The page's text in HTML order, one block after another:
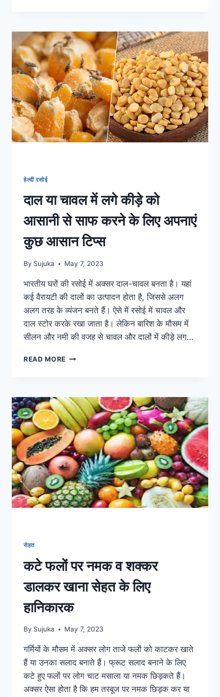
भी
ना
करें
ये
चीजें
पैक
हेल्दी रसोई
दाल या चावल में लगे कीड़े को
आसानी से साफ करने के लिए अपनाएं
कुछ आसान टिप्स
By Sujuka May 7, 2023
भारतीय घरों की रसोई में अक्सर दाल-चावल बनता है। यहां
कई वैरायटी की दालों का उत्पादन होता है, जिससे अलग
अलग तरह के व्यंजन बनते हैं। ऐसे में रसोई में चावल और
दाल स्टोर करके रखा जाता है। लेकिन बारिश के मौसम में
सीलन और नमी की वजह से चावल और दालों में कीड़े लग…
READ MORE दाल
लगे
कीड़े
को
आसानी
से
साफ
करने
के
लिए
अपनाएं
कुछ
सेहत
कटे फलों पर नमक व शक्कर
डालकर खाना सेहत के लिए
हानिकारक
By Sujuka May 7, 2023
गर्मियों के मौसम में अक्सर लोग ताजे फलों को काटकर खाते
हैं या उनका सलाद बनाते हैं। फ्रूट सलाद बनाने के लिए
कटे हुए फलों पर लोग चाट मसाला या नमक छिड़कते हैं।
अक्सर ऐसा होता है कि हम तरबूज पर नमक छिड़क कर या